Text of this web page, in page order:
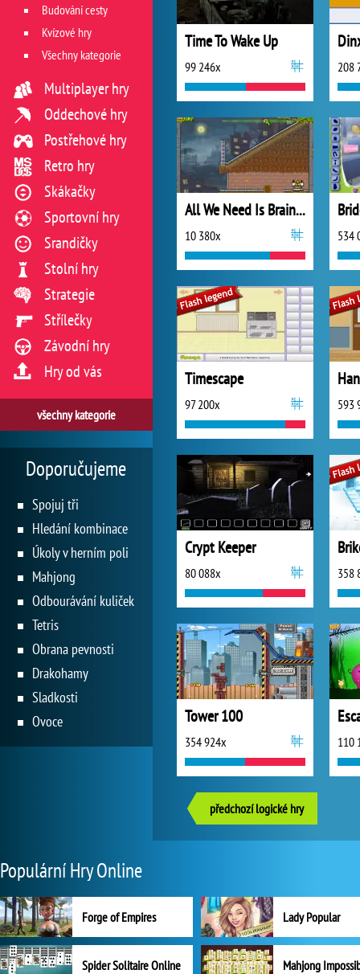
Time To Wake Up
99 246x 208
All We Need Is Brain 2
10 380x 534
Timescape
97 200x 593
Crypt Keeper
80 088x 358
Tower 100
354 924x 110
předchozí logické hry
Budování cesty
Kvízové hry
Všechny kategorie
Multiplayer hry
Oddechové hry
Postřehové hry
Retro hry
Skákačky
Sportovní hry
Srandičky
Stolní hry
Strategie
Střílečky
Závodní hry
Hry od vás
všechny kategorie
Doporučujeme
Spojuj tři
Hledání kombinace
Úkoly v herním poli
Mahjong
Odbourávání kuliček
Tetris
Obrana pevnosti
Drakohamy
Sladkosti
Ovoce
Populární Hry Online
Forge of Empires Lady Popular
Spider Solitaire Online Mahjong